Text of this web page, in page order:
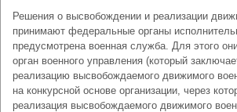
Решения о высвобождении и реализации
принимают федеральные органы
предусмотрена военная служба. Для этого
орган военного управления (который
реализацию высвобождаемого движимого
на конкурсной основе организации, через
реализация высвобождаемого движимого